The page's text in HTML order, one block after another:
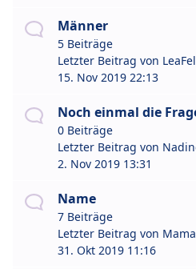
Männer
5 Beiträge
Letzter Beitrag von
15. Nov 2019 22:13
Noch einmal die
0 Beiträge
Letzter Beitrag von
2. Nov 2019 13:31
Name
7 Beiträge
Letzter Beitrag von
31. Okt 2019 11:16